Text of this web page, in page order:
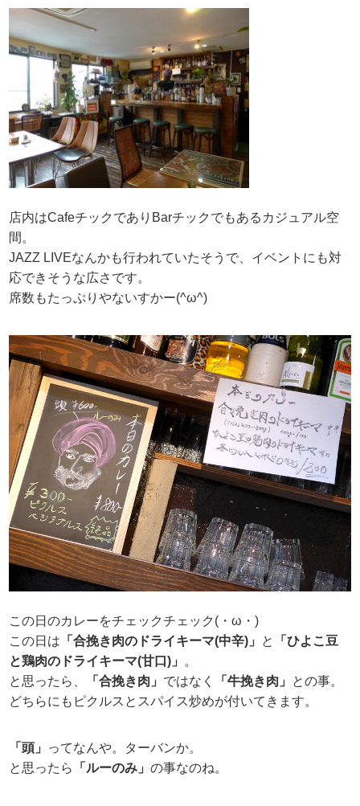
店内はCafeチックでありBarチックでもあるカジュアル空
間。
JAZZ LIVEなんかも行われていたそうで、イベントにも対
応できそうな広さです。
席数もたっぷりやないすかー(^ω^)
この日のカレーをチェックチェック(・ω・)
この日は 「合挽き肉のドライキーマ(中辛)」 と
「ひよこ豆
と鶏肉のドライキーマ(甘口)」
。
と思ったら、
「合挽き肉」 ではなく 「牛挽き肉」
との事。
どちらにもピクルスとスパイス炒めが付いてきます。
「頭」
ってなんや。ターバンか。
と思ったら
「ルーのみ」の事なのね。